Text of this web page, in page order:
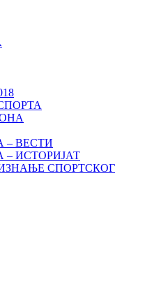
– ВЕСТИ
– ИСТОРИЈАТ
СПОРТСКОГ